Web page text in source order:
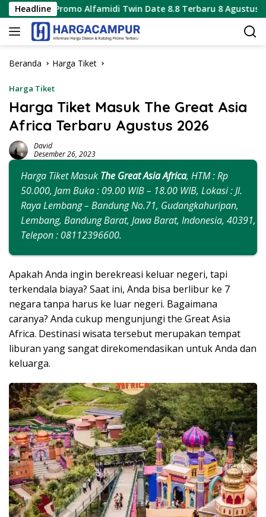
Langsung
ke
konten
Headline
Alfamidi Twin Date 8.8 Terbaru 8 Agustus 2026 Hanya 1
Beranda Harga Tiket
Harga Tiket
Harga Tiket Masuk The Great Asia
Africa Terbaru Agustus 2026
David
Desember 26, 2023
Harga Tiket Masuk The Great Asia Africa, HTM : Rp
50.000, Jam Buka : 09.00 WIB – 18.00 WIB, Lokasi : Jl.
Raya Lembang – Bandung No.71, Gudangkahuripan,
Lembang, Bandung Barat, Jawa Barat, Indonesia, 40391,
Telepon : 08112396600.
Apakah Anda ingin berekreasi keluar negeri, tapi
terkendala biaya? Saat ini, Anda bisa berlibur ke 7
negara tanpa harus ke luar negeri. Bagaimana
caranya? Anda cukup mengunjungi the Great Asia
Africa. Destinasi wisata tersebut merupakan tempat
liburan yang sangat direkomendasikan untuk Anda dan
keluarga.